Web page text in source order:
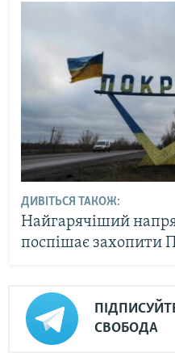
ДИВІТЬСЯ ТАКОЖ:
Найгарячіший
поспішає захопити
СВОБОДА